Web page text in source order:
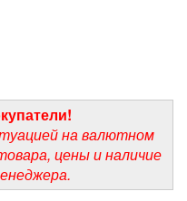
на валютном
цены и наличие